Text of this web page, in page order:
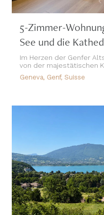
5-Zimmer-
See und die
Im Herzen der Genfer
von der majestätischen
Geneva, Genf, Suisse